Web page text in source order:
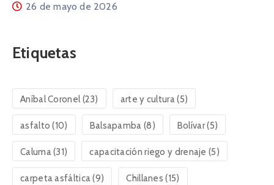
26 de mayo de 2026
Etiquetas
Aníbal Coronel(23) arte y cultura(5)
asfalto (10) Balsapamba (8) Bolívar(5)
Caluma(31) capacitación riego y drenaje (5)
carpeta asfáltica(9) Chillanes (15)